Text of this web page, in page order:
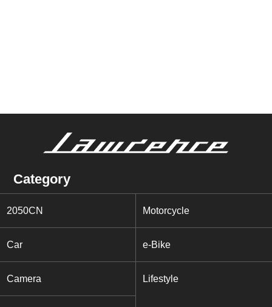
Category
2050CN Motorcycle
Car e-Bike
Camera Lifestyle